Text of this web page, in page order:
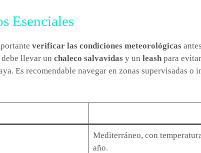
Esenciales
verificar las condiciones meteorológicas
llevar un chaleco salvavidas y un leash para
Es recomendable navegar en zonas supervisadas
Mediterráneo, con
año.